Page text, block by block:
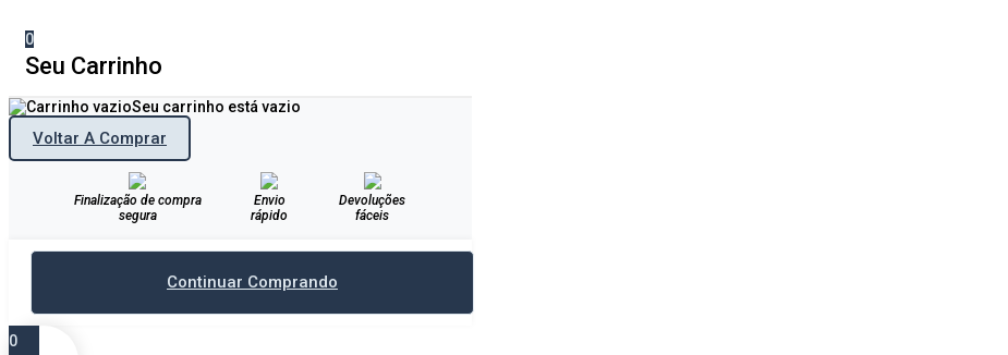
0
Seu Carrinho
Seu carrinho está vazio
Voltar A Comprar
Finalização de compra
segura
Envio
rápido
Devoluções
fáceis
Continuar Comprando
0